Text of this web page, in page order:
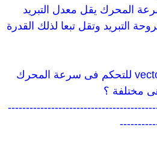
المحرك يقل معدل التبريد
التبريد وتقل تبعا لذلك القدرة
ما هى طريقة vector Control للتحكم فى سرعة المحرك
مختلفة ؟